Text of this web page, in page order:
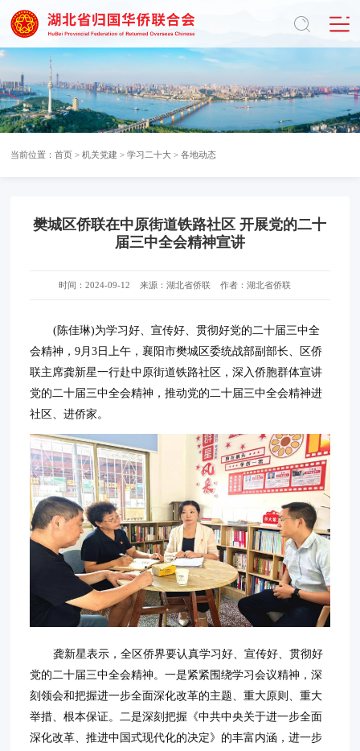
当前位置：首页 >机关党建 >学习二十大 >各地动态
樊城区侨联在中原街道铁路社区 开展党的二十
届三中全会精神宣讲
时间：2024-09-12 来源：湖北省侨联 作者：湖北省侨联
(陈佳琳)为学习好、宣传好、贯彻好党的二十届三中全
会精神，9月3日上午，襄阳市樊城区委统战部副部长、区侨
联主席龚新星一行赴中原街道铁路社区，深入侨胞群体宣讲
党的二十届三中全会精神，推动党的二十届三中全会精神进
社区、进侨家。
龚新星表示，全区侨界要认真学习好、宣传好、贯彻好
党的二十届三中全会精神。一是紧紧围绕学习会议精神，深
刻领会和把握进一步全面深化改革的主题、重大原则、重大
举措、根本保证。二是深刻把握《中共中央关于进一步全面
深化改革、推进中国式现代化的决定》的丰富内涵，进一步